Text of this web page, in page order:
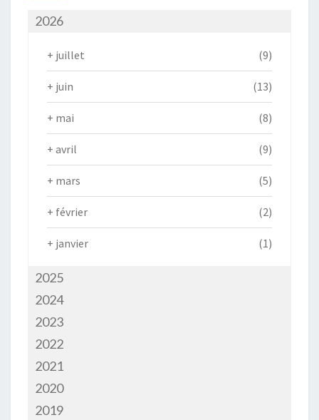
2026
+ juillet (9)
+ juin (13)
+ mai (8)
+ avril (9)
+ mars (5)
+ février (2)
+ janvier (1)
2025
2024
2023
2022
2021
2020
2019